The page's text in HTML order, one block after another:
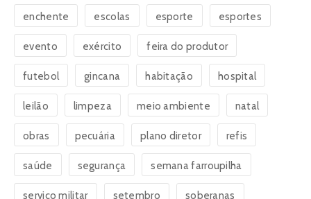
enchente escolas esporte esportes
evento exército feira do produtor
futebol gincana habitação hospital
leilão limpeza meio ambiente natal
obras pecuária plano diretor refis
saúde segurança semana farroupilha
serviço militar setembro soberanas